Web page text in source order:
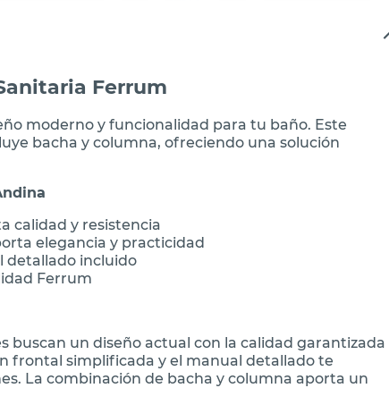
Ferrum
moderno y funcionalidad para tu baño. Este
bacha y columna, ofreciendo una solución
calidad y resistencia
elegancia y practicidad
detallado incluido
Ferrum
buscan un diseño actual con la calidad garantizada
frontal simplificada y el manual detallado te
La combinación de bacha y columna aporta un